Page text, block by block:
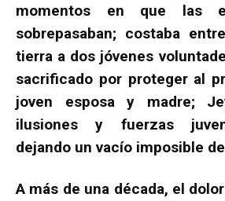
momentos en que las
sobrepasaban; costaba
tierra a dos jóvenes
sacrificado por proteger al
joven esposa y madre;
ilusiones y fuerzas
dejando un vacío imposible
A más de una década, el